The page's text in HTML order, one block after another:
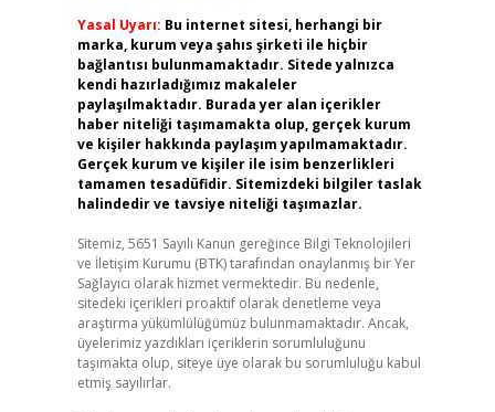
Yasal Uyarı: Bu internet sitesi, herhangi bir
marka, kurum veya şahıs şirketi ile hiçbir
bağlantısı bulunmamaktadır. Sitede yalnızca
kendi hazırladığımız makaleler
paylaşılmaktadır. Burada yer alan içerikler
haber niteliği taşımamakta olup, gerçek kurum
ve kişiler hakkında paylaşım yapılmamaktadır.
Gerçek kurum ve kişiler ile isim benzerlikleri
tamamen tesadüfidir. Sitemizdeki bilgiler taslak
halindedir ve tavsiye niteliği taşımazlar.
Sitemiz, 5651 Sayılı Kanun gereğince Bilgi Teknolojileri
ve İletişim Kurumu (BTK) tarafından onaylanmış bir Yer
Sağlayıcı olarak hizmet vermektedir. Bu nedenle,
sitedeki içerikleri proaktif olarak denetleme veya
araştırma yükümlülüğümüz bulunmamaktadır. Ancak,
üyelerimiz yazdıkları içeriklerin sorumluluğunu
taşımakta olup, siteye üye olarak bu sorumluluğu kabul
etmiş sayılırlar.